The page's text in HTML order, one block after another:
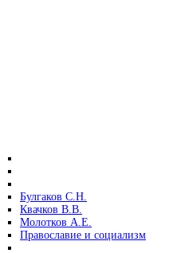
Булгаков С.Н.
Квачков В.В.
Молотков А.Е.
Православие и социализм